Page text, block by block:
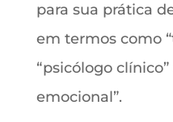
para sua prática
em termos como
“psicólogo
emocional”.